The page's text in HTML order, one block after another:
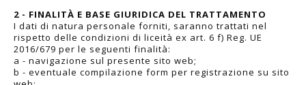
2 - FINALITÀ E BASE GIURIDICA DEL TRATTAMENTO
I dati di natura personale forniti, saranno trattati nel
rispetto delle condizioni di liceità ex art. 6 f) Reg. UE
2016/679 per le seguenti finalità:
a - navigazione sul presente sito web;
b - eventuale compilazione form per registrazione su sito